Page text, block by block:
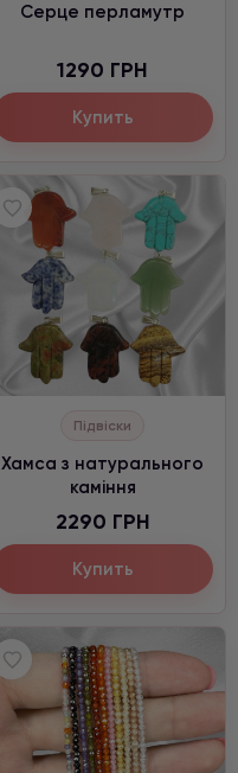
Серце перламутр
1290 ГРН
Купить
Підвіски
Хамса з натурального
каміння
2290 ГРН
Купить